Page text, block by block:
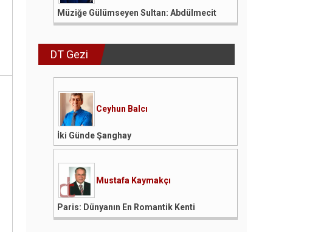
Müziğe Gülümseyen Sultan: Abdülmecit
DT Gezi
Ceyhun Balcı
İki Günde Şanghay
Mustafa Kaymakçı
Paris: Dünyanın En Romantik Kenti